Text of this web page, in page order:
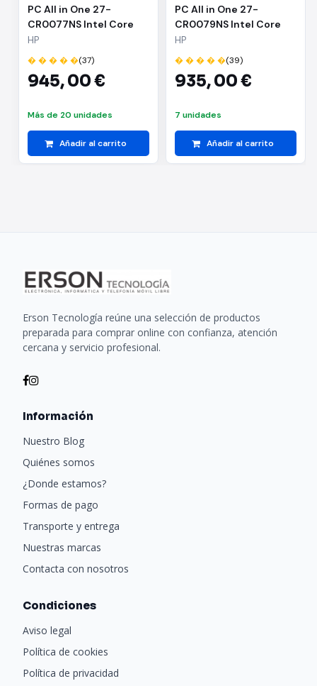
PC All in One 27-
CR0077NS Intel Core
i5-1335U/ 16GB/ 1TB SSD/
27"/ Sin Sistema
Operativo
HP
� � � � �(37)
945,00 €
Más de 20 unidades
Añadir al carrito
PC All in One 27-
CR0079NS Intel Core
i5-1335U/ 16GB/ 512GB
SSD/ 27"/ Win11
HP
� � � � �(39)
935,00 €
7 unidades
Añadir al carrito
Erson Tecnología reúne una selección de productos
preparada para comprar online con confianza, atención
cercana y servicio profesional.
Información
Nuestro Blog
Quiénes somos
¿Donde estamos?
Formas de pago
Transporte y entrega
Nuestras marcas
Contacta con nosotros
Condiciones
Aviso legal
Política de cookies
Política de privacidad